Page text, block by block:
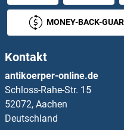
ABP1 Antikörper
ABRA Antikörper
ABRACL/C6orf115
MONEY-BACK-
Kontakt
antikoerper-online.de
Schloss-Rahe-Str. 15
52072, Aachen
Deutschland